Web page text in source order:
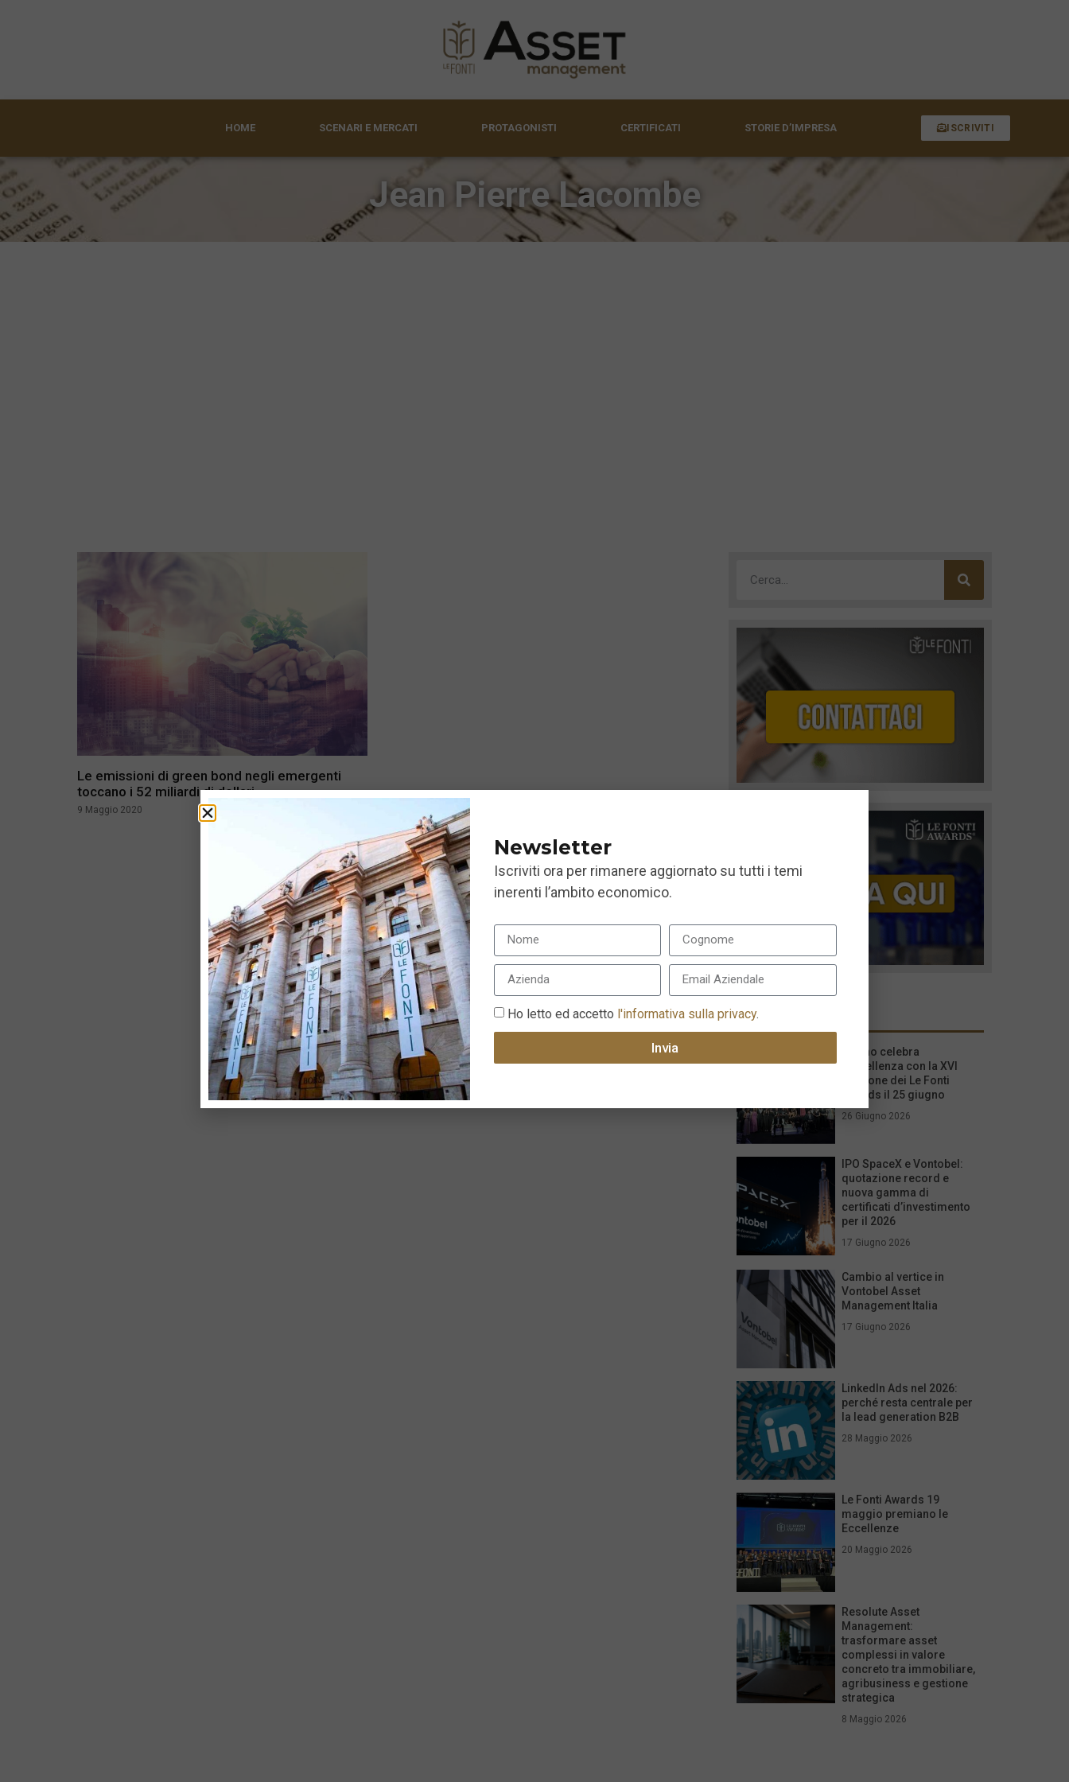
HOME SCENARI E MERCATI PROTAGONISTI CERTIFICATI STORIE D’IMPRESA ISCRIVITI
Jean Pierre Lacombe
Le emissioni di green bond negli emergenti
toccano i 52 miliardi di dollari
9 Maggio 2020
I più recenti
Milano celebra
l’eccellenza con la XVI
edizione dei Le Fonti
Awards il 25 giugno
26 Giugno 2026
IPO SpaceX e Vontobel:
quotazione record e
nuova gamma di
certificati d’investimento
per il 2026
17 Giugno 2026
Cambio al vertice in
Vontobel Asset
Management Italia
17 Giugno 2026
LinkedIn Ads nel 2026:
perché resta centrale per
la lead generation B2B
28 Maggio 2026
Le Fonti Awards 19
maggio premiano le
Eccellenze
20 Maggio 2026
Resolute Asset
Management:
trasformare asset
complessi in valore
concreto tra immobiliare,
agribusiness e gestione
strategica
8 Maggio 2026
Newsletter
Iscriviti ora per rimanere aggiornato su tutti i temi
inerenti l’ambito economico.
Ho letto ed accetto l'informativa sulla privacy.
Invia